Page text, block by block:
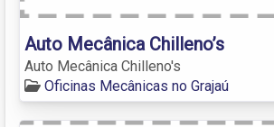
Auto Mecânica Chilleno’s
Auto Mecânica Chilleno's
Oficinas Mecânicas no Grajaú